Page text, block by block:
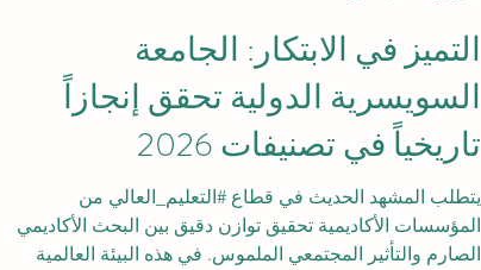
التميز في الابتكار: الجامعة
السويسرية الدولية تحقق إنجازاً
تاريخياً في تصنيفات 2026
يتطلب المشهد الحديث في قطاع #التعليم_العالي من
المؤسسات الأكاديمية تحقيق توازن دقيق بين البحث الأكاديمي
الصارم والتأثير المجتمعي الملموس. في هذه البيئة العالمية